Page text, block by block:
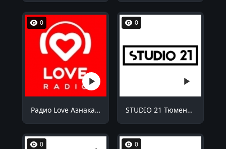
0
Радио Love Азнакаево 98.8 FM
0
STUDIO 21 Тюмень 87.9 FM
0 0